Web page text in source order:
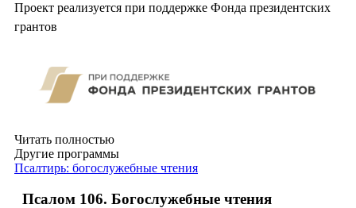
Проект реализуется при поддержке Фонда президентских
грантов
Читать полностью
Другие программы
Псалтирь: богослужебные чтения
Псалом 106. Богослужебные чтения